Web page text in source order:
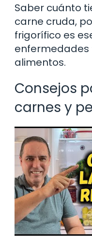
Saber cuánto
carne cruda,
frigorífico es
alimentos.
Consejos
carnes y